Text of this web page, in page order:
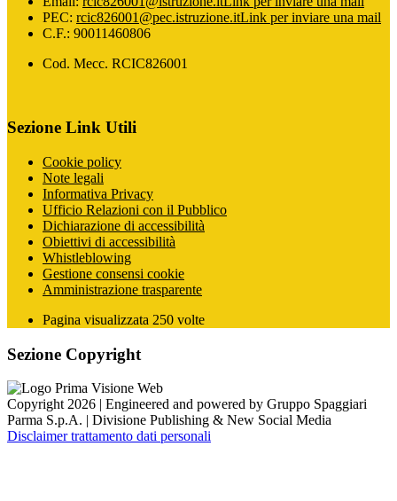
PEC: rcic826001@pec.istruzione.itLink per inviare una mail
C.F.: 90011460806
Cod. Mecc. RCIC826001
Sezione Link Utili
Cookie policy
Note legali
Informativa Privacy
Ufficio Relazioni con il Pubblico
Dichiarazione di accessibilità
Obiettivi di accessibilità
Whistleblowing
Gestione consensi cookie
Amministrazione trasparente
Pagina visualizzata 250 volte
Sezione Copyright
Copyright 2026 | Engineered and powered by Gruppo Spaggiari
Parma S.p.A. | Divisione Publishing & New Social Media
Disclaimer trattamento dati personali